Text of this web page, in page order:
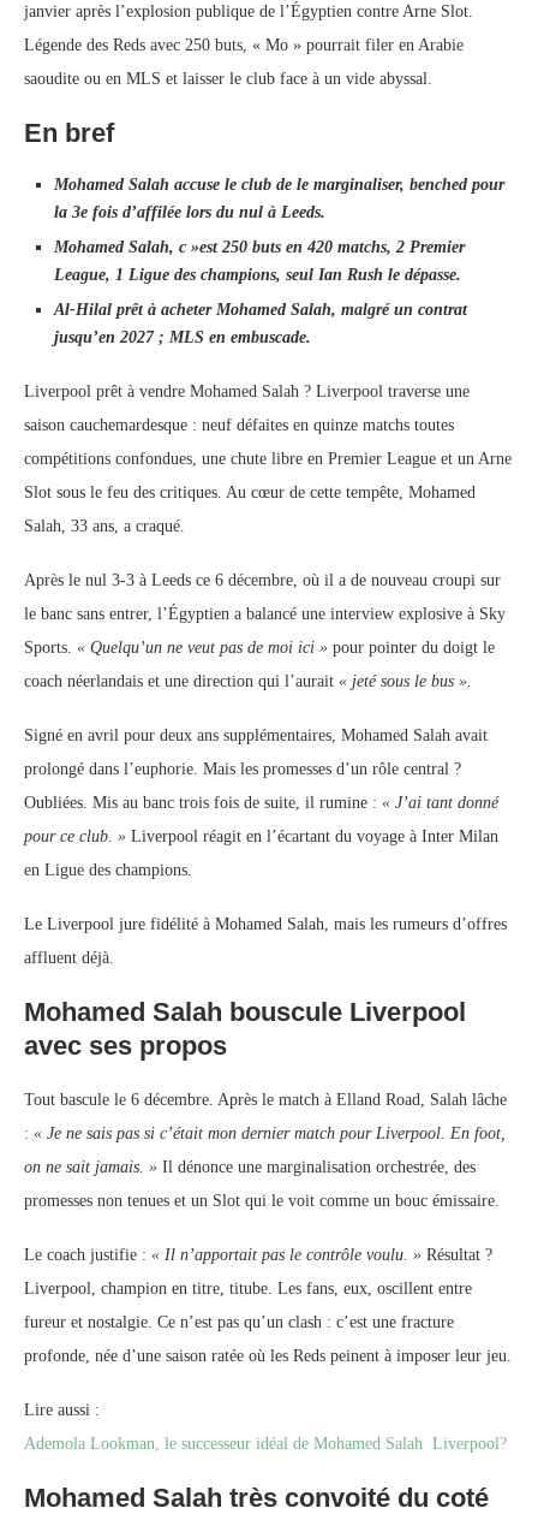
janvier après l’explosion publique de l’Égyptien contre Arne Slot.
Légende des Reds avec 250 buts, « Mo » pourrait filer en Arabie
saoudite ou en MLS et laisser le club face à un vide abyssal.
En bref
Mohamed Salah accuse le club de le marginaliser, benched pour
la 3e fois d’affilée lors du nul à Leeds.
Mohamed Salah, c »est 250 buts en 420 matchs, 2 Premier
League, 1 Ligue des champions, seul Ian Rush le dépasse.
Al-Hilal prêt à acheter Mohamed Salah, malgré un contrat
jusqu’en 2027 ; MLS en embuscade.
Liverpool prêt à vendre Mohamed Salah ? Liverpool traverse une
saison cauchemardesque : neuf défaites en quinze matchs toutes
compétitions confondues, une chute libre en Premier League et un Arne
Slot sous le feu des critiques. Au cœur de cette tempête, Mohamed
Salah, 33 ans, a craqué.
Après le nul 3-3 à Leeds ce 6 décembre, où il a de nouveau croupi sur
le banc sans entrer, l’Égyptien a balancé une interview explosive à Sky
Sports. « Quelqu’un ne veut pas de moi ici » pour pointer du doigt le
coach néerlandais et une direction qui l’aurait « jeté sous le bus ».
Signé en avril pour deux ans supplémentaires, Mohamed Salah avait
prolongé dans l’euphorie. Mais les promesses d’un rôle central ?
Oubliées. Mis au banc trois fois de suite, il rumine : « J’ai tant donné
pour ce club. » Liverpool réagit en l’écartant du voyage à Inter Milan
en Ligue des champions.
Le Liverpool jure fidélité à Mohamed Salah, mais les rumeurs d’offres
affluent déjà.
Mohamed Salah bouscule Liverpool
avec ses propos
Tout bascule le 6 décembre. Après le match à Elland Road, Salah lâche
: « Je ne sais pas si c’était mon dernier match pour Liverpool. En foot,
on ne sait jamais. » Il dénonce une marginalisation orchestrée, des
promesses non tenues et un Slot qui le voit comme un bouc émissaire.
Le coach justifie : « Il n’apportait pas le contrôle voulu. » Résultat ?
Liverpool, champion en titre, titube. Les fans, eux, oscillent entre
fureur et nostalgie. Ce n’est pas qu’un clash : c’est une fracture
profonde, née d’une saison ratée où les Reds peinent à imposer leur jeu.
Lire aussi :
Ademola Lookman, le successeur idéal de Mohamed Salah Liverpool?
Mohamed Salah très convoité du coté